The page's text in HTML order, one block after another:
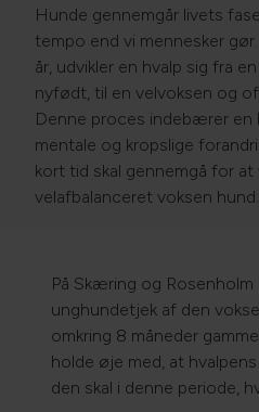
Hunde gennemgår livets
tempo end vi mennesker
år, udvikler en hvalp sig fra
nyfødt, til en velvoksen og
Denne proces indebærer en
mentale og kropslige
kort tid skal gennemgå for
velafbalanceret voksen hund.
På Skæring og Rosenholm
unghundetjek af den
omkring 8 måneder
holde øje med, at
den skal i denne periode,